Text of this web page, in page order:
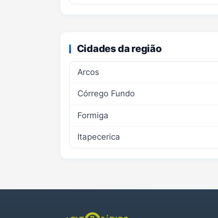
Cidades da região
Arcos
Córrego Fundo
Formiga
Itapecerica